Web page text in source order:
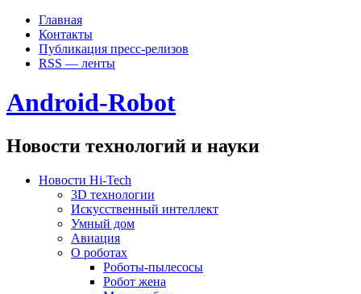
Главная
Контакты
Публикация пресс-релизов
RSS — ленты
Android-Robot
Новости технологий и науки
Новости Hi-Tech
3D технологии
Искусственный интеллект
Умный дом
Авиация
О роботах
Роботы-пылесосы
Робот жена